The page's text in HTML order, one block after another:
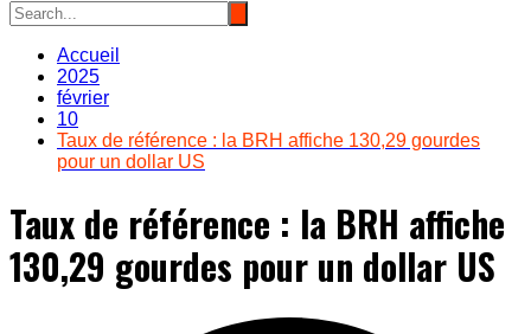
Accueil
2025
février
10
Taux de référence : la BRH affiche 130,29 gourdes
pour un dollar US
Taux de référence : la BRH affiche
130,29 gourdes pour un dollar US